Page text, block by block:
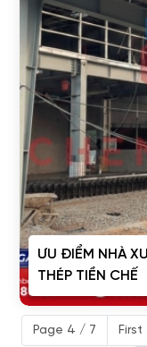
ƯU ĐIỂM NHÀ
THÉP TIỀN CHẾ
Page 4 / 7 First